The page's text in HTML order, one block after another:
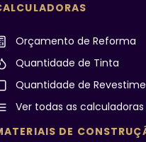
Orçamento de Reforma
Quantidade de Tinta
Quantidade de
Ver todas as calculadoras
DE